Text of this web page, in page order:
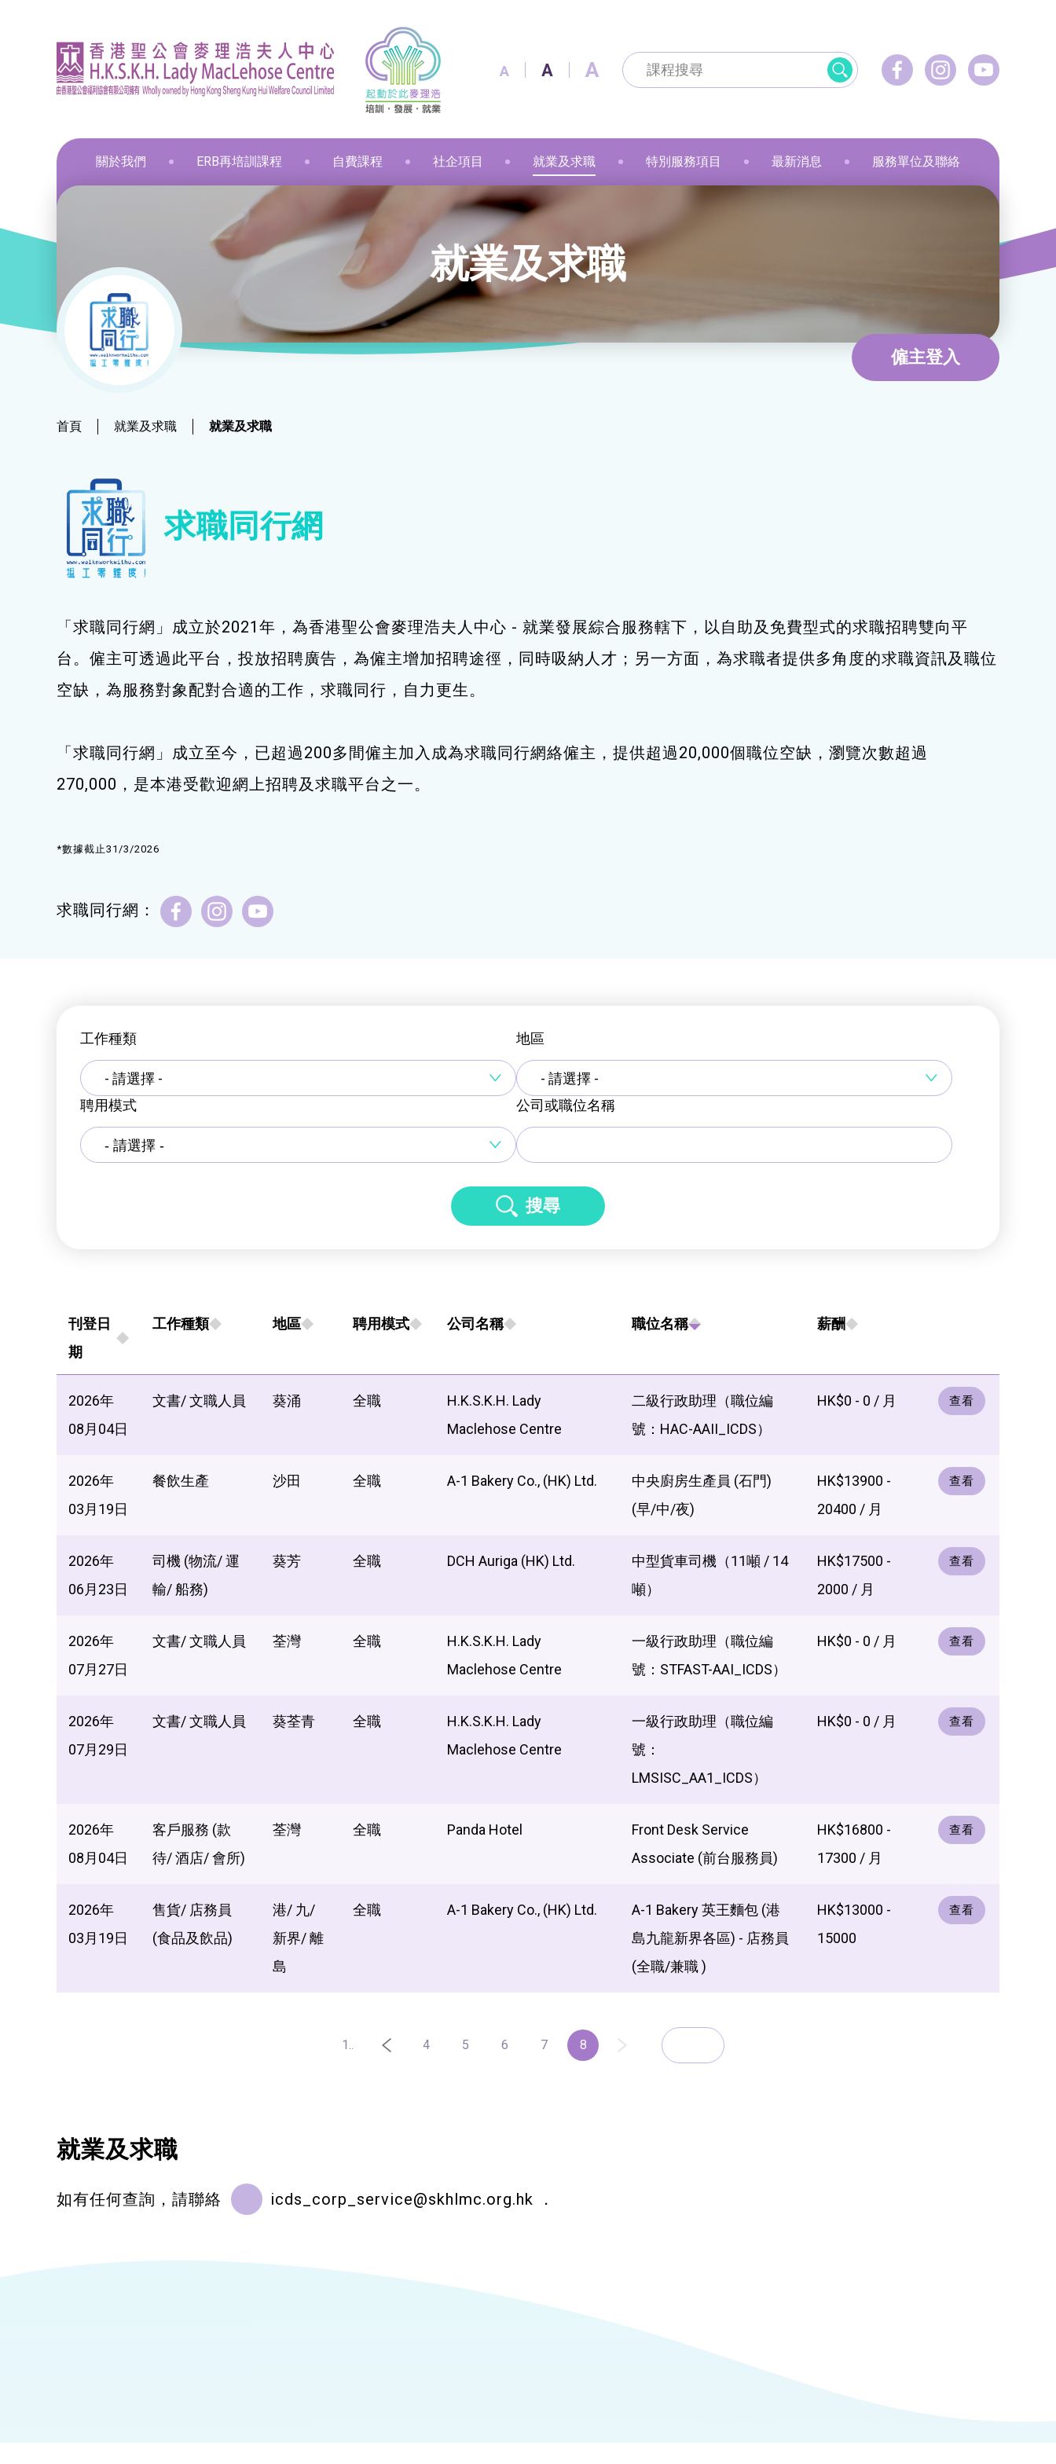
A A A
關於我們
葵涌區 – 工商業社會服務部
葵涌邨旭葵樓 - 葵涌社區服務中心
青衣區 – 青衣綜合服務中心
荃灣區 – 梨木樹綜合服務中心
ERB再培訓課程
資訊及通訊科技 金融財務
中醫保健
美容 美髮
酒店 教育康體
印刷及出版 個人素養
職業語文 健康護理
旅遊
技能提升課程
飲食 美容
中醫保健 健康護理
物業管理及保安 社會服務
商業 環境服務
少數族裔人士課程
飲食 職業語文
通用技能 職業語文
飲食 商業
ERB服務點
ERB資訊
自費課程
髮型改造 動物保健
手語課程
急救課程
化妝 美容
布藝手工
布藝製作 車縫
花藝手工
保鮮花手作 押花手作
新春注連繩
寵物護理及美容
寵物急救
藝術分享
和諧粉彩 蠟燭
星際漫遊 小廚神學堂
和諧粉彩畫(兒童) Sweet Heart 甜品工房
社企項目
寵愛軒
麥理浩餐廳
融藝工房
融藝坊
就業及求職
就業及求職
最新資訊 / 招聘會
求職錦囊
僱主及企業服務
特別服務項目 最新消息 服務單位及聯絡
就業及求職
僱主登入
首頁 就業及求職 就業及求職
求職同行網
「求職同行網」成立於2021年，為香港聖公會麥理浩夫人中心 - 就業發展綜合服務轄下，以自助及免費型式的求職招聘雙向平
台。僱主可透過此平台，投放招聘廣告，為僱主增加招聘途徑，同時吸納人才；另一方面，為求職者提供多角度的求職資訊及職位
空缺，為服務對象配對合適的工作，求職同行，自力更生。
「求職同行網」成立至今，已超過200多間僱主加入成為求職同行網絡僱主，提供超過20,000個職位空缺，瀏覽次數超過
270,000，是本港受歡迎網上招聘及求職平台之一。
*數據截止31/3/2026
求職同行網：
工作種類
- 請選擇 -
地區
- 請選擇 -
聘用模式
公司或職位名稱
搜尋
刊登日
期
工作種類 地區 聘用模式 公司名稱 職位名稱 薪酬
2026年
08月04日
文書/ 文職人員 葵涌 全職
H.K.S.K.H. Lady
Maclehose Centre
二級行政助理（職位編
號：HAC-AAII_ICDS）
HK$0 - 0 / 月 查看
2026年
03月19日
餐飲生產 沙田 全職 A-1 Bakery Co., (HK) Ltd.
中央廚房生產員 (石門)
(早/中/夜)
HK$13900 -
20400 / 月
查看
2026年
06月23日
司機 (物流/ 運
輸/ 船務)
葵芳 全職 DCH Auriga (HK) Ltd.
中型貨車司機（11噸 / 14
噸）
HK$17500 -
2000 / 月
查看
2026年
07月27日
文書/ 文職人員 荃灣 全職
H.K.S.K.H. Lady
Maclehose Centre
一級行政助理（職位編
號：STFAST-AAI_ICDS）
HK$0 - 0 / 月 查看
2026年
07月29日
文書/ 文職人員 葵荃青 全職
H.K.S.K.H. Lady
Maclehose Centre
一級行政助理（職位編
號：
LMSISC_AA1_ICDS）
HK$0 - 0 / 月 查看
2026年
08月04日
客戶服務 (款
待/ 酒店/ 會所)
荃灣 全職 Panda Hotel
Front Desk Service
Associate (前台服務員)
HK$16800 -
17300 / 月
查看
2026年
03月19日
售貨/ 店務員
(食品及飲品)
港/ 九/
新界/ 離
島
全職 A-1 Bakery Co., (HK) Ltd.
A-1 Bakery 英王麵包 (港
島九龍新界各區) - 店務員
(全職/兼職 )
HK$13000 -
15000
查看
1.. 4 5 6 7 8
就業及求職
如有任何查詢，請聯絡 icds_corp_service@skhlmc.org.hk ．